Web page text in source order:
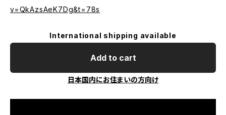
v=QkAzsAeK7Dg&t=78s
International shipping available
Add to cart
日本国内にお住まいの方向け